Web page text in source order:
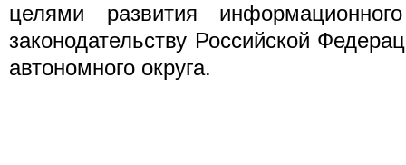
целями развития
законодательству Российской
автономного округа.